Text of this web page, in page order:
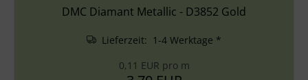
DMC Diamant Metallic - D3852 Gold
Lieferzeit: 1-4 Werktage *
0,11 EUR pro m